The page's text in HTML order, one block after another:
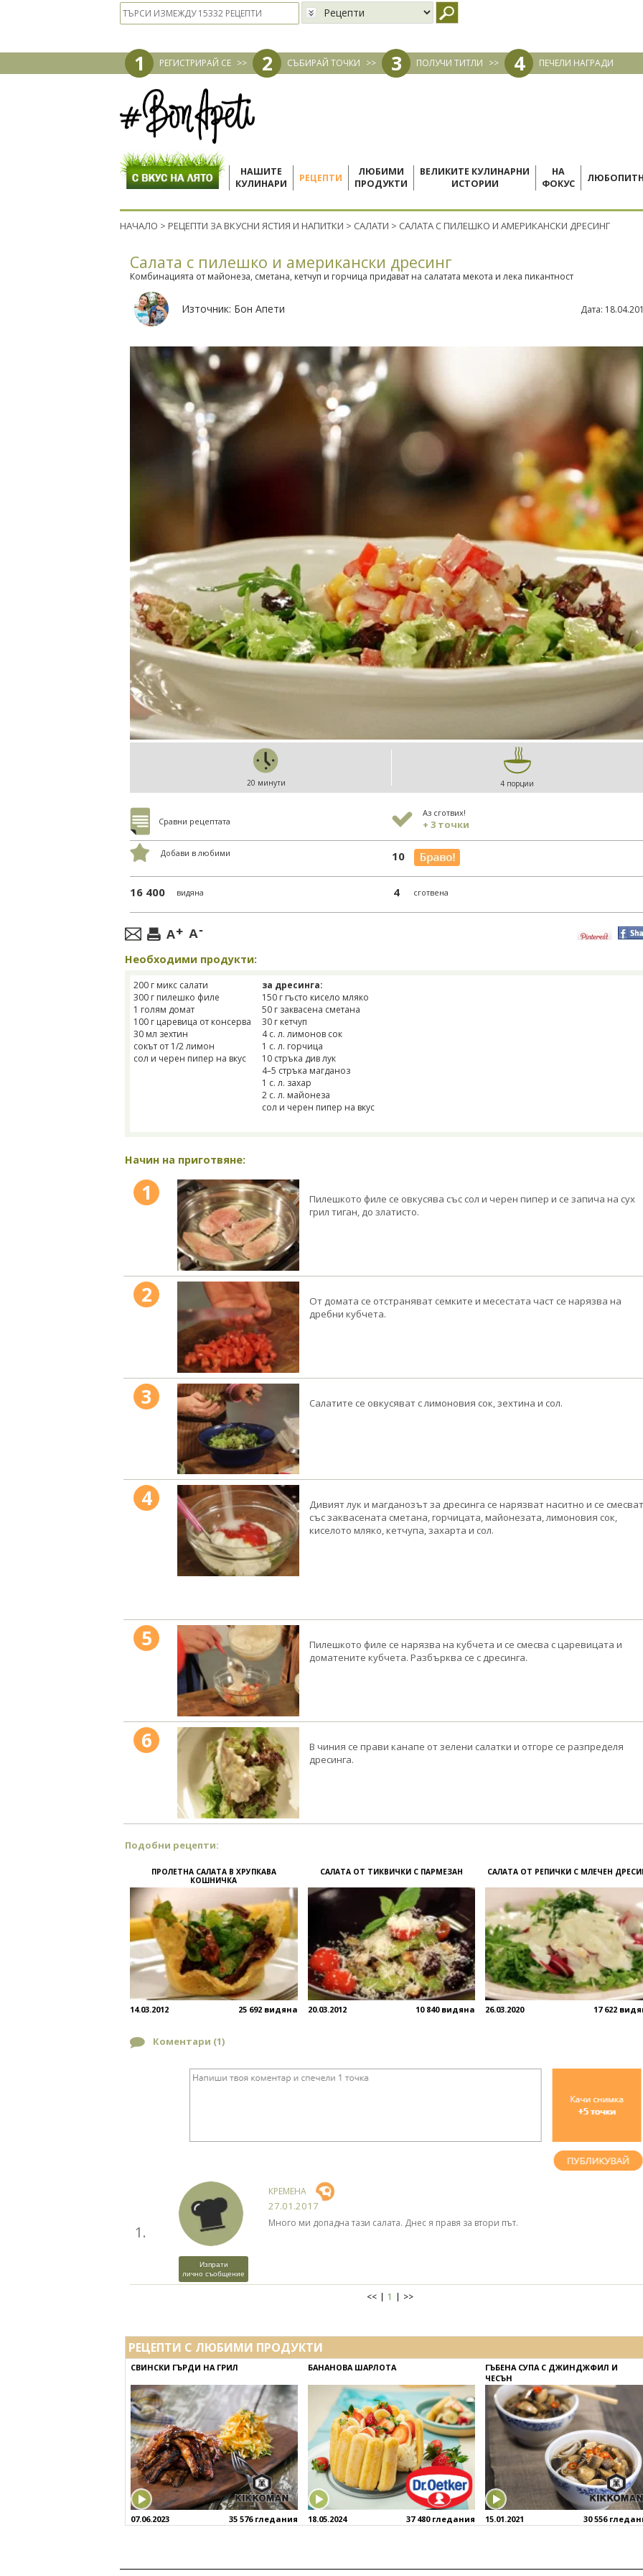
1 РЕГИСТРИРАЙ СЕ >> 2 СЪБИРАЙ ТОЧКИ >> 3 ПОЛУЧИ ТИТЛИ >> 4 ПЕЧЕЛИ НАГРАДИ
НАШИТЕ
КУЛИНАРИ
РЕЦЕПТИ
ЛЮБИМИ
ПРОДУКТИ
ВЕЛИКИТЕ КУЛИНАРНИ
ИСТОРИИ
НА
ФОКУС
НАЧАЛО > РЕЦЕПТИ ЗА ВКУСНИ ЯСТИЯ И НАПИТКИ > САЛАТИ > САЛАТА С ПИЛЕШКО И АМЕРИКАНСКИ ДРЕСИНГ
Салата с пилешко и американски дресинг
Комбинацията от майонеза, сметана, кетчуп и горчица придават на салатата мекота и лека пикантност
Източник: Бон Апети Дата:
20 минути 4 порции
Сравни рецептата
Аз сготвих!
+ 3 точки
Добави в любими 10
16 400 видяна 4 сготвена
Необходими продукти:
200 г микс салати
300 г пилешко филе
1 голям домат
100 г царевица от консерва
30 мл зехтин
сокът от 1/2 лимон
сол и черен пипер на вкус
за дресинга:
150 г гъсто кисело мляко
50 г заквасена сметана
30 г кетчуп
4 с. л. лимонов сок
1 с. л. горчица
10 стръка див лук
4–5 стръка магданоз
1 с. л. захар
2 с. л. майонеза
сол и черен пипер на вкус
Начин на приготвяне:
1
Пилешкото филе се овкусява със сол и черен пипер и се запича на сух
грил тиган, до златисто.
2
От домата се отстраняват семките и месестата част се нарязва на
дребни кубчета.
3 Салатите се овкусяват с лимоновия сок, зехтина и сол.
4
Дивият лук и магданозът за дресинга се нарязват наситно и се смесват
със заквасената сметана, горчицата, майонезата, лимоновия сок,
киселото мляко, кетчупа, захарта и сол.
5
Пилешкото филе се нарязва на кубчета и се смесва с царевицата и
доматените кубчета. Разбърква се с дресинга.
6
В чиния се прави канапе от зелени салатки и отгоре се разпределя
дресинга.
Подобни рецепти:
ПРОЛЕТНА САЛАТА В ХРУПКАВА
КОШНИЧКА
14.03.2012 25 692 видяна
САЛАТА ОТ ТИКВИЧКИ С ПАРМЕЗАН
20.03.2012 10 840 видяна
САЛАТА ОТ РЕПИЧКИ С МЛЕЧЕН
26.03.2020 17 622
Коментари (1)
1.
Изпрати
лично съобщение
КРЕМЕНА
27.01.2017
Много ми допадна тази салата. Днес я правя за втори път.
<< 1 >>
РЕЦЕПТИ С ЛЮБИМИ ПРОДУКТИ
СВИНСКИ ГЪРДИ НА ГРИЛ
07.06.2023 35 576 гледания
БАНАНОВА ШАРЛОТА
18.05.2024 37 480 гледания
ГЪБЕНА СУПА С ДЖИНДЖФИЛ И
ЧЕСЪН
15.01.2021 30 556